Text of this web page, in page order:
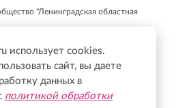
"Ленинградская областная
К. А.
технологий
использует cookies.
сайт, вы даете
данных в
политикой обработки